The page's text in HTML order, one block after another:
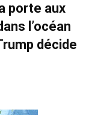
porte aux
l’océan
décide